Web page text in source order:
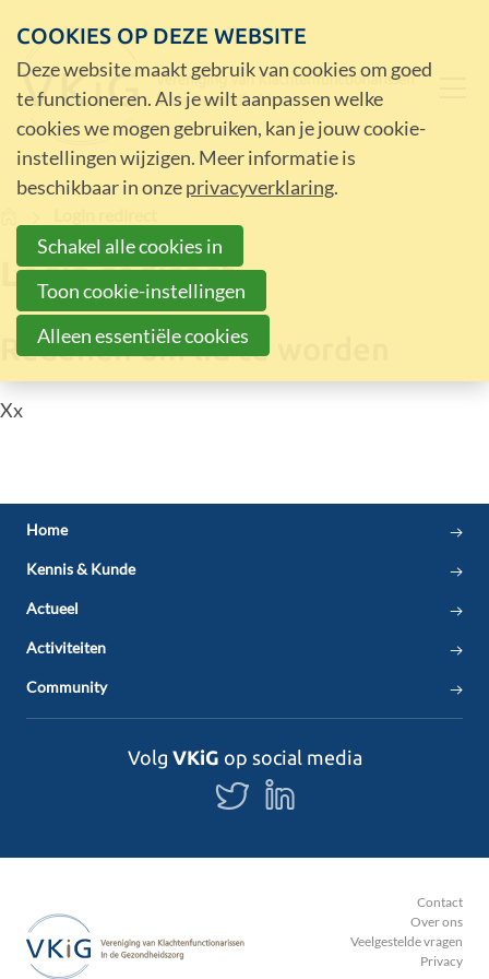
Login redirect
Redenen om lid te worden
Xx
Home
Kennis & Kunde
Actueel
Activiteiten
Community
Volg VKiG op social media
Volg
ons
Contact
Over ons
Veelgestelde vragen
Privacy
COOKIES OP DEZE WEBSITE
Deze website maakt gebruik van cookies om goed
te functioneren. Als je wilt aanpassen welke
cookies we mogen gebruiken, kan je jouw cookie-
instellingen wijzigen. Meer informatie is
beschikbaar in onzeprivacyverklaring.
Schakel alle cookies in
Toon cookie-instellingen
Alleen essentiële cookies